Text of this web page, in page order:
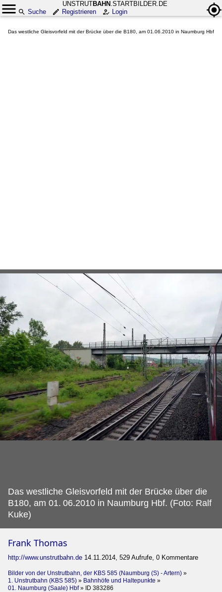
UNSTRUTBAHN .STARTBILDER.DE
Suche
Registrieren Login
Das westliche Gleisvorfeld mit der Brücke über die B180, am 01.06.2010 in Naumburg Hbf
Das westliche Gleisvorfeld mit der Brücke über die
B180, am 01. 06.2010 in Naumburg Hbf. (Foto: Ralf
Kuke)
Frank Thomas
http://www.unstrutbahn.de 14.11.2014, 529 Aufrufe, 0 Kommentare
Bilder von der Unstrutbahn, der KBS 585 (Naumburg (S) - Artern) »
1. Unstrutbahn (KBS 585) » Bahnhöfe und Haltepunkte »
01. Naumburg (Saale) Hbf» ID 383286